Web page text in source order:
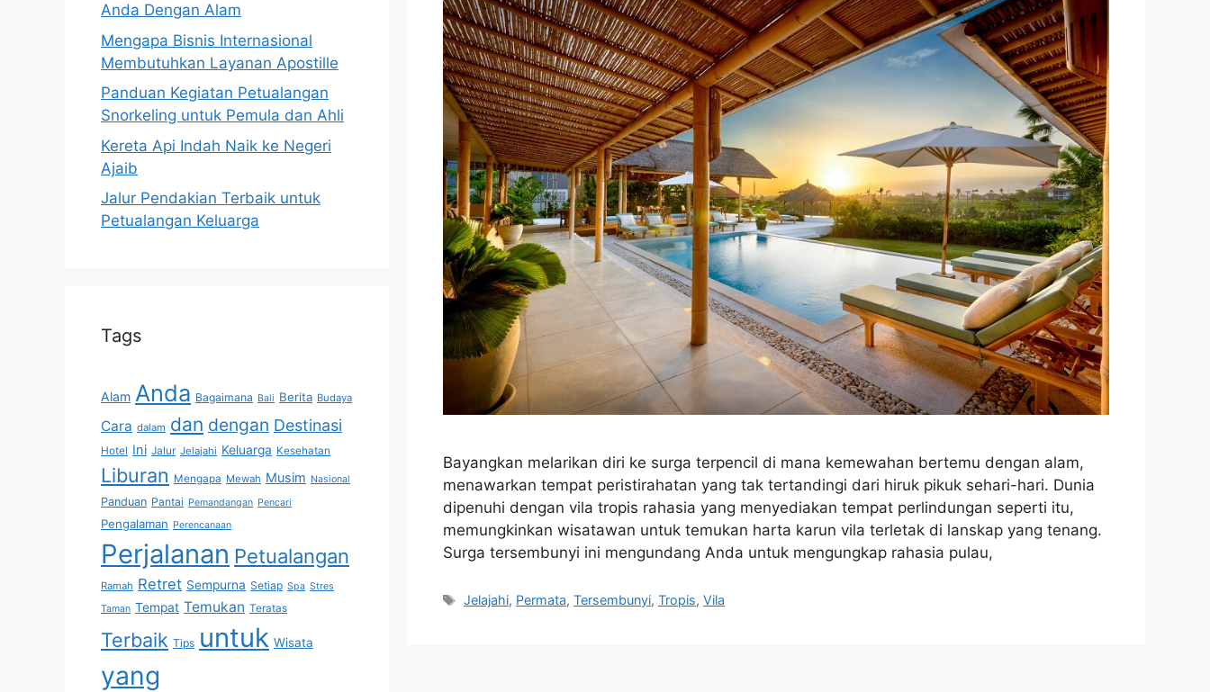
Bayangkan melarikan diri ke surga terpencil di mana kemewahan bertemu dengan alam,
menawarkan tempat peristirahatan yang tak tertandingi dari hiruk pikuk sehari-hari. Dunia
dipenuhi dengan vila tropis rahasia yang menyediakan tempat perlindungan seperti itu,
memungkinkan wisatawan untuk temukan harta karun vila terletak di lanskap yang tenang.
Surga tersembunyi ini mengundang Anda untuk mengungkap rahasia pulau,
Tags
Jelajahi, Permata,Tersembunyi,Tropis,Vila
Anda Dengan Alam
Mengapa Bisnis Internasional
Membutuhkan Layanan Apostille
Panduan Kegiatan Petualangan
Snorkeling untuk Pemula dan Ahli
Kereta Api Indah Naik ke Negeri
Ajaib
Jalur Pendakian Terbaik untuk
Petualangan Keluarga
Tags
Alam Anda Bagaimana Bali Berita Budaya
Cara dalam dan dengan Destinasi
Hotel Ini Jalur Jelajahi Keluarga Kesehatan
Liburan Mengapa Mewah Musim Nasional
Panduan Pantai Pemandangan Pencari
Pengalaman Perencanaan
Perjalanan Petualangan
Ramah Retret Sempurna Setiap Spa Stres
Taman Tempat Temukan Teratas
Terbaik Tips untuk Wisata
yang